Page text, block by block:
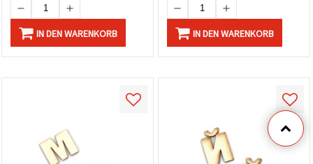
IN DEN WARENKORB IN DEN WARENKORB